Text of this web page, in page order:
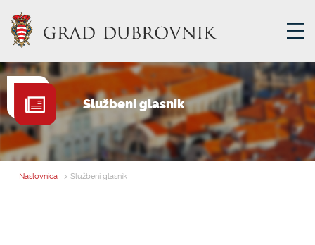
GRADSKA UPRAVA
GRADONAČELNIK
MJESNA SAMOUPRAVA
Službeni glasnik
Naslovnica > Službeni glasnik